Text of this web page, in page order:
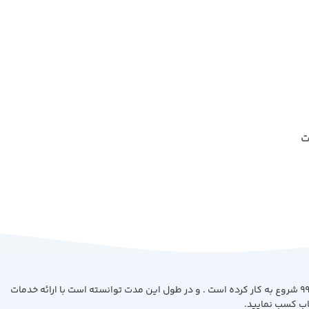
فروشگاه کتاب بیست با هدف ارائه کتاب با بهترین کیفیت و قیمت از سال 99 شروع به کار کرده است . و در طول این مدت توانسته است با ارائه خدمات
کسب نمایید.